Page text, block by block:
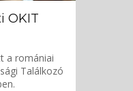
OKIT
a romániai
Találkozó